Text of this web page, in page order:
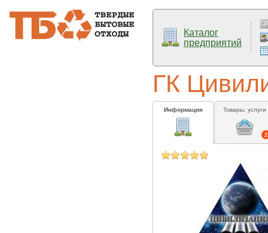
Каталог
предприятий
ГК
Информация
2
Товары, услуги